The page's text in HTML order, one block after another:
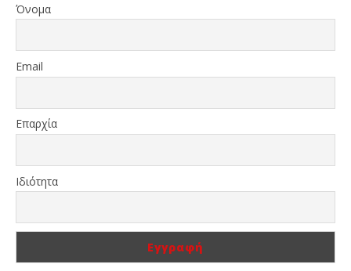
Όνομα
Email
Επαρχία
Ιδιότητα